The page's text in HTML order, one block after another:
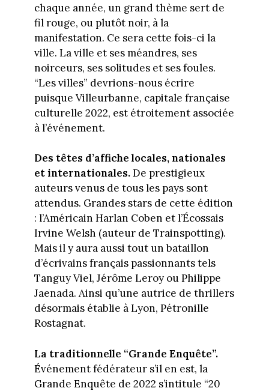
chaque année, un grand thème sert de
fil rouge, ou plutôt noir, à la
manifestation. Ce sera cette fois-ci la
ville. La ville et ses méandres, ses
noirceurs, ses solitudes et ses foules.
“Les villes” devrions-nous écrire
puisque Villeurbanne, capitale française
culturelle 2022, est étroitement associée
à l’événement.
Des têtes d’affiche locales, nationales
et internationales.De prestigieux
auteurs venus de tous les pays sont
attendus. Grandes stars de cette édition
: l’Américain Harlan Coben et l’Écossais
Irvine Welsh (auteur de Trainspotting).
Mais il y aura aussi tout un bataillon
d’écrivains français passionnants tels
Tanguy Viel, Jérôme Leroy ou Philippe
Jaenada. Ainsi qu’une autrice de thrillers
désormais établie à Lyon, Pétronille
Rostagnat.
La traditionnelle “Grande Enquête”.
Événement fédérateur s’il en est, la
Grande Enquête de 2022 s’intitule “20